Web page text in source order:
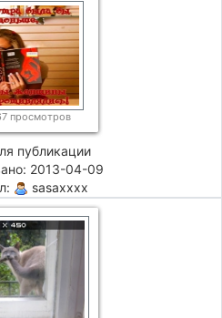
просмотров
публикации
2013-04-09
sasaxxxx